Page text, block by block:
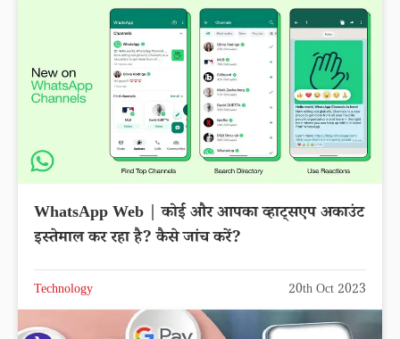
WhatsApp Web | कोई और आपका व्हाट्सएप अकाउंट
इस्तेमाल कर रहा है? कैसे जांच करें?
Technology 20th Oct 2023